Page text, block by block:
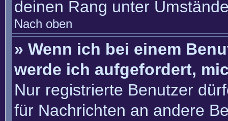
deinen Rang unter
Nach oben
» Wenn ich bei einem
werde ich aufgefordert,
Nur registrierte Benutzer
für Nachrichten an andere